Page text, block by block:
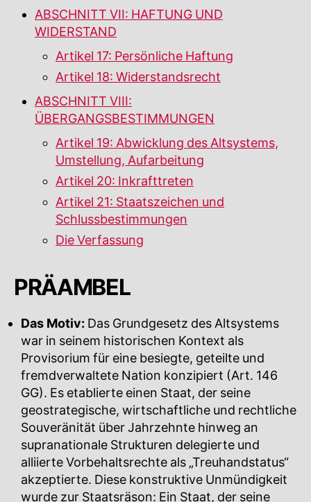
ABSCHNITT VII: HAFTUNG UND
WIDERSTAND
Artikel 17: Persönliche Haftung
Artikel 18: Widerstandsrecht
ABSCHNITT VIII:
ÜBERGANGSBESTIMMUNGEN
Artikel 19: Abwicklung des Altsystems,
Umstellung, Aufarbeitung
Artikel 20: Inkrafttreten
Artikel 21: Staatszeichen und
Schlussbestimmungen
Die Verfassung
PRÄAMBEL
Das Motiv: Das Grundgesetz des Altsystems
war in seinem historischen Kontext als
Provisorium für eine besiegte, geteilte und
fremdverwaltete Nation konzipiert (Art. 146
GG). Es etablierte einen Staat, der seine
geostrategische, wirtschaftliche und rechtliche
Souveränität über Jahrzehnte hinweg an
supranationale Strukturen delegierte und
alliierte Vorbehaltsrechte als „Treuhandstatus“
akzeptierte. Diese konstruktive Unmündigkeit
wurde zur Staatsräson: Ein Staat, der seine